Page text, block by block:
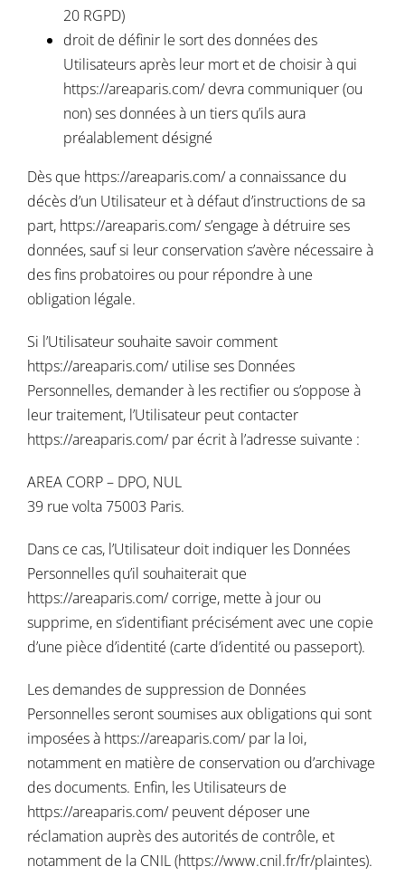
20 RGPD)
droit de définir le sort des données des
Utilisateurs après leur mort et de choisir à qui
https://areaparis.com/devra communiquer (ou
non) ses données à un tiers qu’ils aura
préalablement désigné
Dès que https://areaparis.com/a connaissance du
décès d’un Utilisateur et à défaut d’instructions de sa
part, https://areaparis.com/s’engage à détruire ses
données, sauf si leur conservation s’avère nécessaire à
des fins probatoires ou pour répondre à une
obligation légale.
Si l’Utilisateur souhaite savoir comment
https://areaparis.com/utilise ses Données
Personnelles, demander à les rectifier ou s’oppose à
leur traitement, l’Utilisateur peut contacter
https://areaparis.com/par écrit à l’adresse suivante :
AREA CORP – DPO, NUL
39 rue volta 75003 Paris.
Dans ce cas, l’Utilisateur doit indiquer les Données
Personnelles qu’il souhaiterait que
https://areaparis.com/corrige, mette à jour ou
supprime, en s’identifiant précisément avec une copie
d’une pièce d’identité (carte d’identité ou passeport).
Les demandes de suppression de Données
Personnelles seront soumises aux obligations qui sont
imposées à https://areaparis.com/par la loi,
notamment en matière de conservation ou d’archivage
des documents. Enfin, les Utilisateurs de
https://areaparis.com/peuvent déposer une
réclamation auprès des autorités de contrôle, et
notamment de la CNIL (https://www.cnil.fr/fr/plaintes).